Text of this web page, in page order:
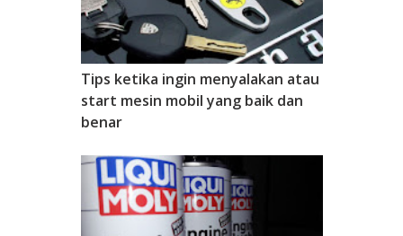
Tips ketika ingin menyalakan atau
start mesin mobil yang baik dan
benar